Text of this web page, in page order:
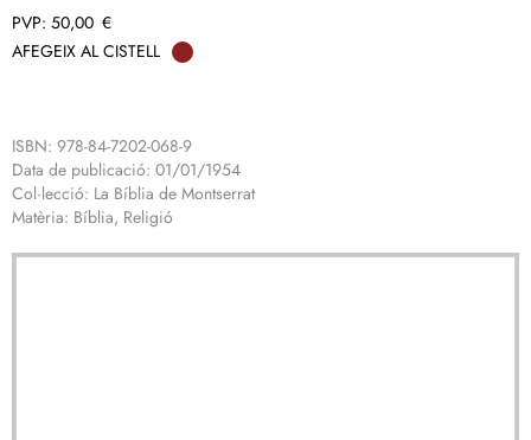
50,00 €
AFEGEIX AL CISTELL
ISBN: 978-84-7202-068-9
Data de publicació: 01/01/1954
Col·lecció: La Bíblia de Montserrat
Matèria: Bíblia, Religió